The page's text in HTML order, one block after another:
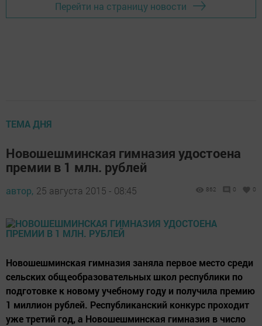
Перейти на страницу новости
ТЕМА ДНЯ
Новошешминская гимназия удостоена
премии в 1 млн. рублей
автор, 25 августа 2015 - 08:45 862 0 0
Новошешминская гимназия заняла первое место среди
сельских общеобразовательных школ республики по
подготовке к новому учебному году и получила премию
1 миллион рублей. Республиканский конкурс проходит
уже третий год, а Новошешминская гимназия в число